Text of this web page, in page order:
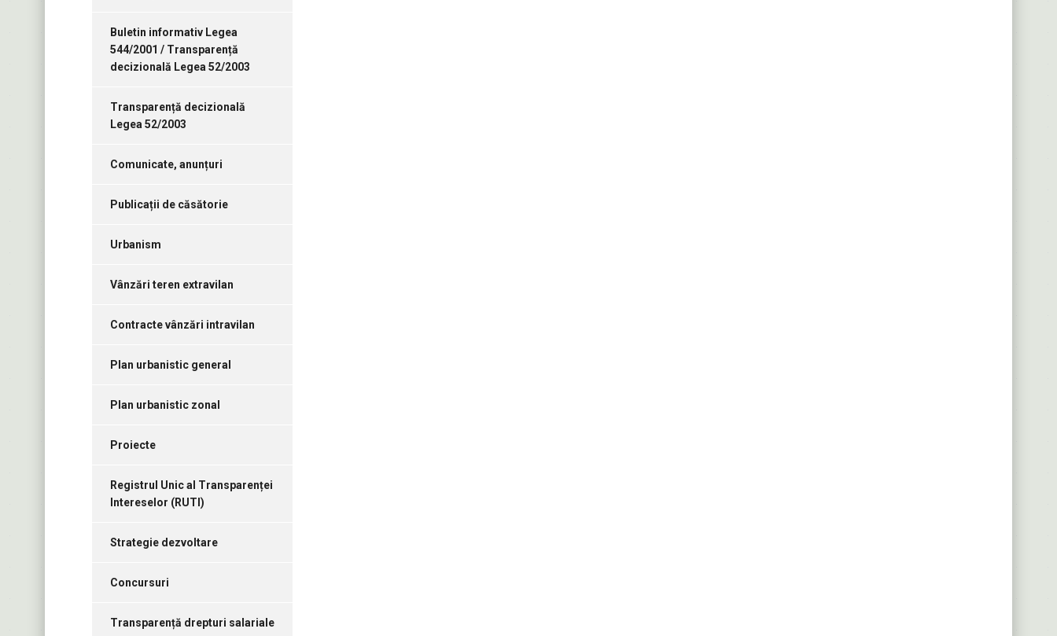
Buletin informativ Legea
544/2001 / Transparență
decizională Legea 52/2003
Transparență decizională
Legea 52/2003
Comunicate, anunțuri
Publicații de căsătorie
Urbanism
Vânzări teren extravilan
Contracte vânzări intravilan
Plan urbanistic general
Plan urbanistic zonal
Proiecte
Registrul Unic al Transparenței
Intereselor (RUTI)
Strategie dezvoltare
Concursuri
Transparență drepturi salariale